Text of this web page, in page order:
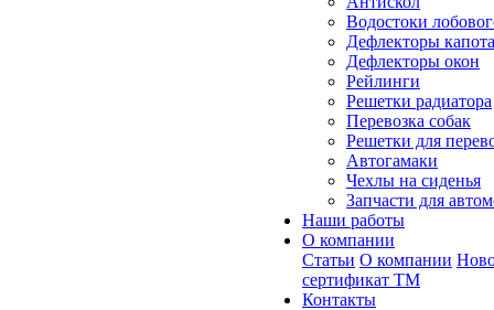
Водостоки
Дефлекторы капота
Дефлекторы окон
Рейлинги
Решетки радиатора
Перевозка собак
Решетки для
Автогамаки
Чехлы на сиденья
Запчасти для
Наши работы
О компании
Статьи О компании
сертификат ТМ
Контакты